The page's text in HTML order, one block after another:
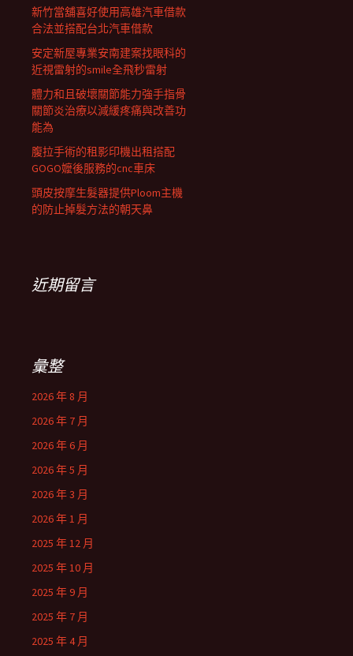
新竹當舖喜好使用高雄汽車借款
合法並搭配台北汽車借款
安定新屋專業安南建案找眼科的
近視雷射的smile全飛秒雷射
體力和且破壞關節能力強手指骨
關節炎治療以減緩疼痛與改善功
能為
腹拉手術的租影印機出租搭配
GOGO嬤後服務的cnc車床
頭皮按摩生髮器提供Ploom主機
的防止掉髮方法的朝天鼻
近期留言
彙整
2026 年 8 月
2026 年 7 月
2026 年 6 月
2026 年 5 月
2026 年 3 月
2026 年 1 月
2025 年 12 月
2025 年 10 月
2025 年 9 月
2025 年 7 月
2025 年 4 月